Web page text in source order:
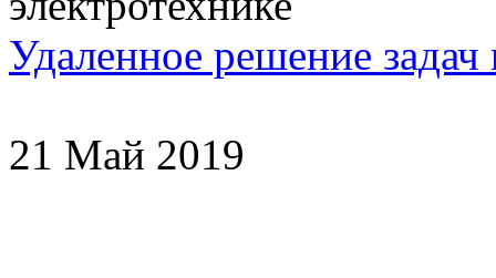
Удаленное решение задач
21 Май 2019